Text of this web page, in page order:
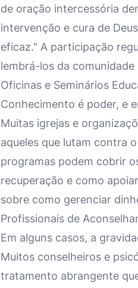
de oração intercessória
intervenção e cura de
eficaz." A participação
lembrá-los da comunidade
Oficinas e Seminários
Conhecimento é poder, e
Muitas igrejas e
aqueles que lutam contra
programas podem cobrir
recuperação e como
sobre como gerenciar
Profissionais de
Em alguns casos, a
Muitos conselheiros e
tratamento abrangente